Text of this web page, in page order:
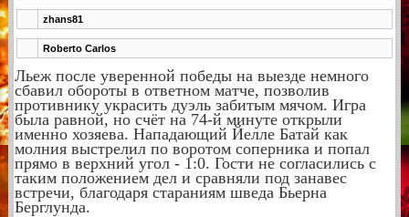
zhans81
Roberto Carlos
Льеж после уверенной победы на выезде немного
сбавил обороты в ответном матче, позволив
противнику украсить дуэль забитым мячом. Игра
была равной, но счёт на 74-й минуте открыли
именно хозяева. Нападающий Йелле Батай как
молния выстрелил по воротом соперника и попал
прямо в верхний угол - 1:0. Гости не согласились с
таким положением дел и сравняли под занавес
встречи, благодаря стараниям шведа Бьерна
Берглунда.